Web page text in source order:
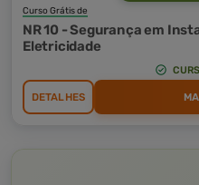
Curso Grátis de
NR 10 - Segurança em
Eletricidade
DETALHES